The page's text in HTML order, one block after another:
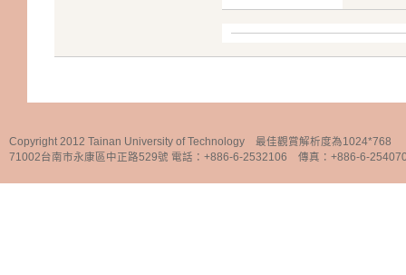
Copyright 2012 Tainan University of Technology 最佳觀賞解析度為1024*768
71002台南市永康區中正路529號 電話：+886-6-2532106 傳真：+886-6-